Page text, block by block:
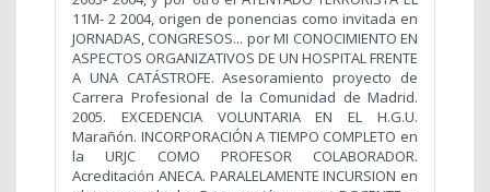
11M- 2 2004, origen de ponencias como invitada en
JORNADAS, CONGRESOS... por MI CONOCIMIENTO EN
ASPECTOS ORGANIZATIVOS DE UN HOSPITAL FRENTE
A UNA CATÁSTROFE. Asesoramiento proyecto de
Carrera Profesional de la Comunidad de Madrid.
2005. EXCEDENCIA VOLUNTARIA EN EL H.G.U.
Marañón. INCORPORACIÓN A TIEMPO COMPLETO en
la URJC COMO PROFESOR COLABORADOR.
Acreditación ANECA. PARALELAMENTE INCURSION en